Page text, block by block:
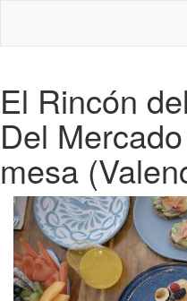
El Rincón
Del
mesa